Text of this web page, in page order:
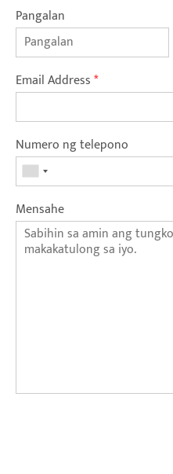
Pangalan
Email Address*
Numero ng telepono
Mensahe